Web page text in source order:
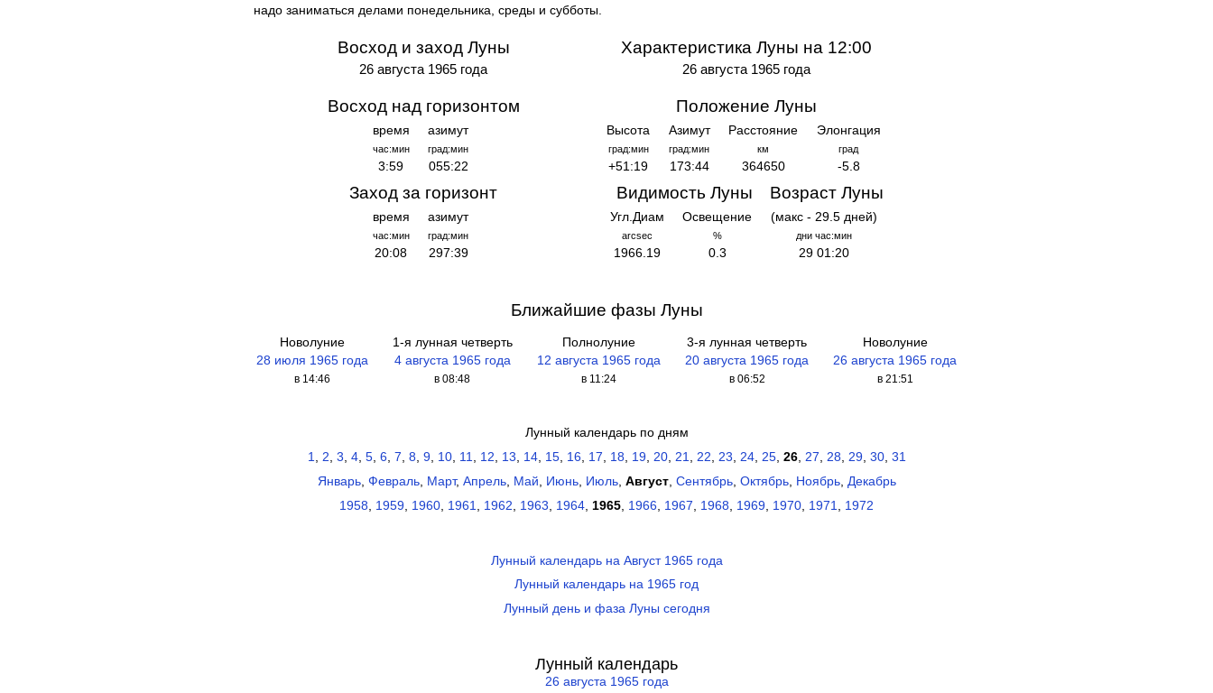
надо заниматься делами понедельника, среды и субботы.
Восход и заход Луны
26 августа 1965 года
Восход над горизонтом
время
час:мин
3:59
азимут
град:мин
055:22
Заход за горизонт
время
час:мин
20:08
азимут
град:мин
297:39
Характеристика Луны на 12:00
26 августа 1965 года
Положение Луны
Высота
град:мин
+51:19
Азимут
град:мин
173:44
Расстояние
км
364650
Элонгация
град
-5.8
Видимость Луны
Угл.Диам
arcsec
1966.19
Освещение
%
0.3
Возраст Луны
(макс - 29.5 дней)
дни час:мин
29 01:20
Ближайшие фазы Луны
Новолуние
28 июля 1965 года
в 14:46
1-я лунная четверть
4 августа 1965 года
в 08:48
Полнолуние
12 августа 1965 года
в 11:24
3-я лунная четверть
20 августа 1965 года
в 06:52
Новолуние
26 августа 1965 года
в 21:51
Лунный календарь по дням
1, 2, 3, 4, 5, 6, 7, 8, 9, 10, 11, 12, 13, 14, 15, 16, 17, 18, 19, 20, 21, 22, 23, 24, 25, 26, 27, 28, 29, 30, 31
Январь, Февраль, Март, Апрель, Май Июнь, Июль, Август, Сентябрь, Октябрь, Ноябрь, Декабрь
1958
1959 1960 1961 1962 1963 1964 1965 1966 1967 1968 1969 1970 1971 1972
Лунный календарь на Август 1965 года
Лунный календарь на 1965 год
Лунный день и фаза Луны сегодня
Лунный календарь
26 августа 1965 года